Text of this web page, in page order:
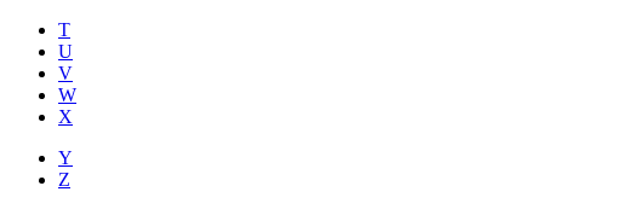
T
U
V
W
X
Y
Z